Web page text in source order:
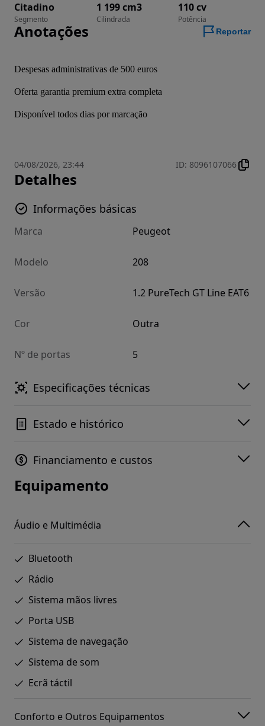
Citadino
Segmento
1 199 cm3
Cilindrada
110 cv
Potência
Anotações Reportar
Despesas administrativas de 500 euros
Oferta garantia premium extra completa
Disponível todos dias por marcação
04/08/2026, 23:44 ID: 8096107066
Detalhes
Informações básicas
Marca Peugeot
Modelo 208
Versão 1.2 PureTech GT Line EAT6
Cor Outra
Nº de portas 5
Especificações técnicas
Estado e histórico
Financiamento e custos
Equipamento
Áudio e Multimédia
Bluetooth
Rádio
Sistema mãos livres
Porta USB
Sistema de navegação
Sistema de som
Ecrã táctil
Conforto e Outros Equipamentos